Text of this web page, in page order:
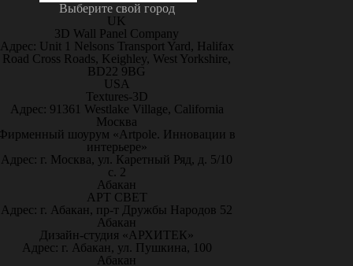
Выберите свой город
UK
3D Wall Panel Company
Адрес: Unit 1 Nelsons Transport Yard, Halifax
Road Cross Roads, Keighley, West Yorkshire,
BD22 9BG
USA
Textures-3D
Адрес: 91361 Westlake Village, California
Москва
шоурум «Artpole. Инновации в
интерьере»
Адрес: г. Москва, ул. Каретный Ряд, д. 5/10
с. 2
Абакан
АРТ СВЕТ
Адрес: г. Абакан, пр-т Дружбы Народов 52
Абакан
Дизайн-студия «АРХИТЕК»
Адрес: г. Абакан, ул. Пушкина, 100
Абакан